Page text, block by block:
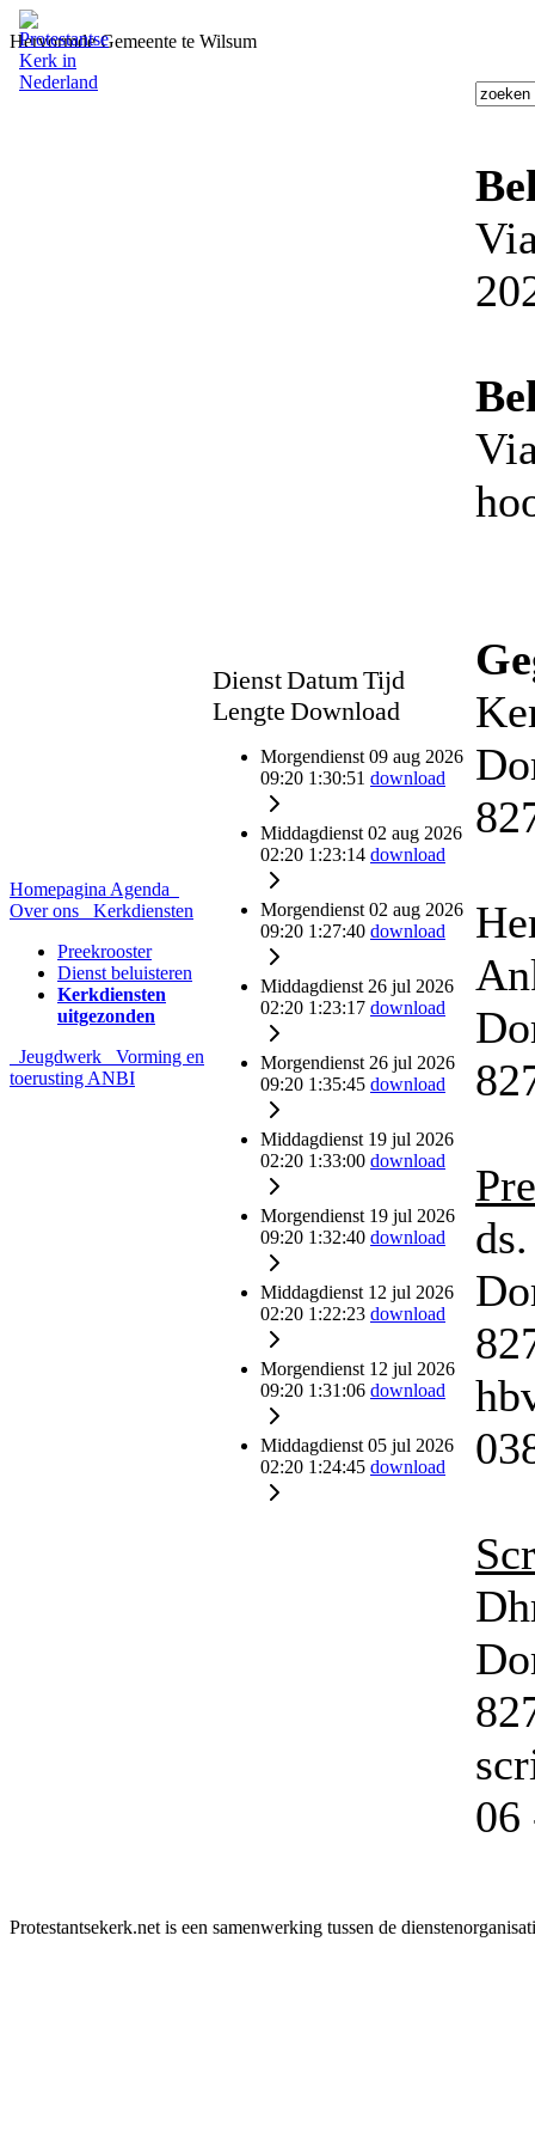
Hervormde Gemeente te Wilsum
Homepagina Agenda
Over ons
Kerkdiensten
Preekrooster
Dienst beluisteren
Kerkdiensten
uitgezonden
Jeugdwerk
Vorming en
toerusting ANBI
DienstDatumTijd
Lengte Download
Morgendienst 09 aug 2026
09:20 1:30:51 download
Middagdienst 02 aug 2026
02:20 1:23:14 download
Morgendienst 02 aug 2026
09:20 1:27:40 download
Middagdienst 26 jul 2026
02:20 1:23:17 download
Morgendienst 26 jul 2026
09:20 1:35:45 download
Middagdienst 19 jul 2026
02:20 1:33:00 download
Morgendienst 19 jul 2026
09:20 1:32:40 download
Middagdienst 12 jul 2026
02:20 1:22:23 download
Morgendienst 12 jul 2026
09:20 1:31:06 download
Middagdienst 05 jul 2026
02:20 1:24:45 download
06
Protestantsekerk.net is een samenwerking tussen de